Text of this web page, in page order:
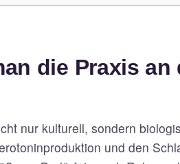
die Praxis
nur kulturell, sondern
und den